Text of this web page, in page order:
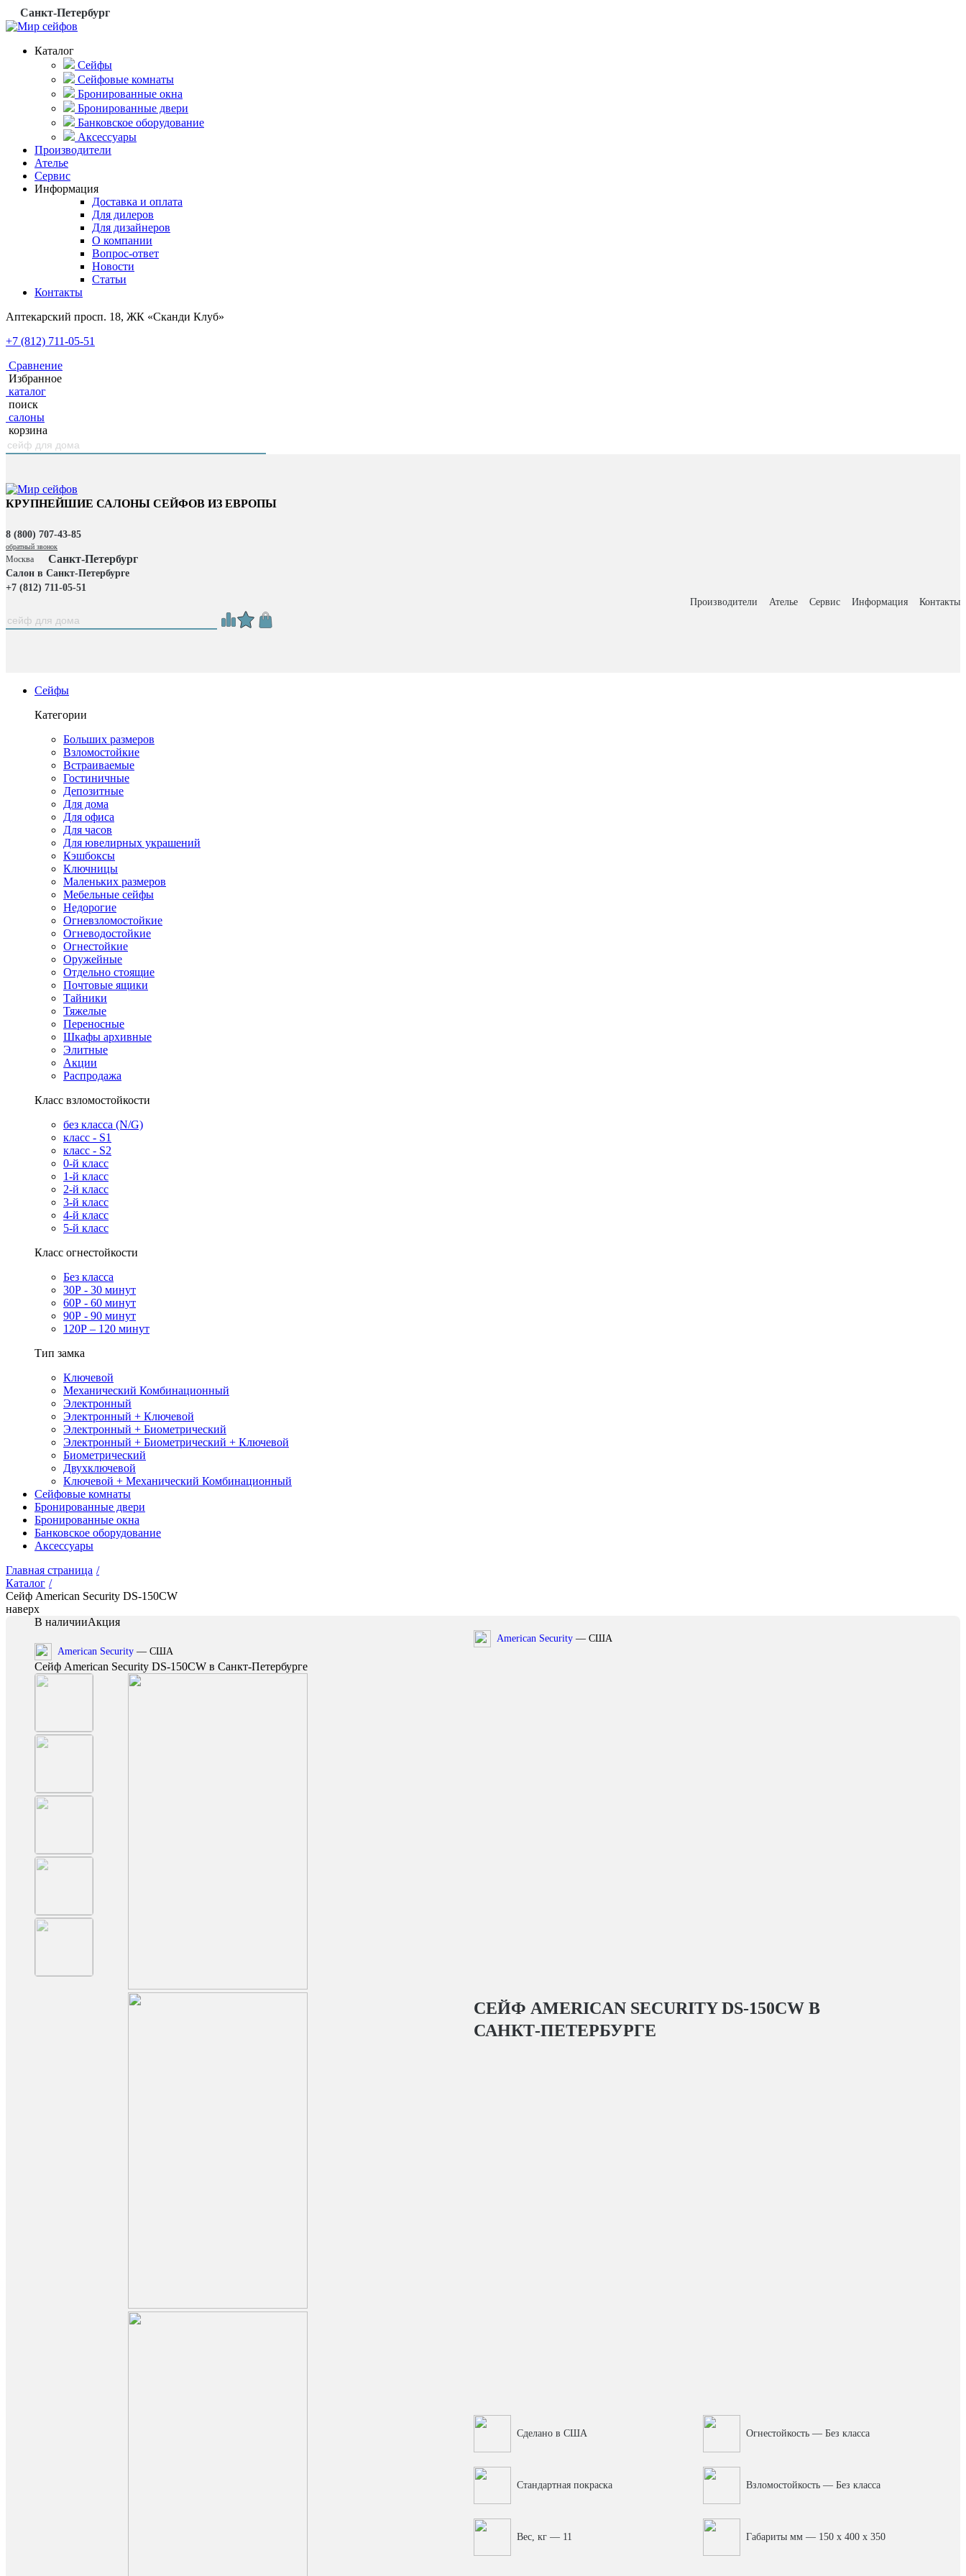
Санкт-Петербург
Каталог
Сейфы
Сейфовые комнаты
Бронированные окна
Бронированные двери
Банковское оборудование
Аксессуары
Производители
Ателье
Сервис
Информация
Доставка и оплата
Для дилеров
Для дизайнеров
О компании
Вопрос-ответ
Новости
Статьи
Контакты
Аптекарский просп. 18, ЖК «Сканди Клуб»
+7 (812) 711-05-51
Сравнение
Избранное
каталог
поиск
салоны
корзина
КРУПНЕЙШИЕ САЛОНЫ СЕЙФОВ ИЗ ЕВРОПЫ
8 (800) 707-43-85
обратный звонок
Москва Санкт-Петербург
Салон в Санкт-Петербурге
+7 (812) 711-05-51
Производители
Ателье Сервис Информация Контакты
Сейфы
Категории
Больших размеров
Взломостойкие
Встраиваемые
Гостиничные
Депозитные
Для дома
Для офиса
Для часов
Для ювелирных украшений
Кэшбоксы
Ключницы
Маленьких размеров
Мебельные сейфы
Недорогие
Огневзломостойкие
Огневодостойкие
Огнестойкие
Оружейные
Отдельно стоящие
Почтовые ящики
Тайники
Тяжелые
Переносные
Шкафы архивные
Элитные
Акции
Распродажа
Класс взломостойкости
без класса (N/G)
класс - S1
класс - S2
0-й класс
1-й класс
2-й класс
3-й класс
4-й класс
5-й класс
Класс огнестойкости
Без класса
30Р - 30 минут
60Р - 60 минут
90Р - 90 минут
120Р – 120 минут
Тип замка
Ключевой
Механический Комбинационный
Электронный
Электронный + Ключевой
Электронный + Биометрический
Электронный + Биометрический + Ключевой
Биометрический
Двухключевой
Ключевой + Механический Комбинационный
Сейфовые комнаты
Бронированные двери
Бронированные окна
Банковское оборудование
Аксессуары
Главная страница /
Каталог /
Сейф American Security DS-150CW
наверх
В наличииАкция
American Security — США
Сейф American Security DS-150CW в Санкт-Петербурге
American Security — США
СЕЙФ AMERICAN SECURITY DS-150CW В
САНКТ-ПЕТЕРБУРГЕ
Сделано в США Огнестойкость — Без класса
Стандартная покраска Взломостойкость — Без класса
Вес, кг — 11 Габариты мм — 150 x 400 x 350